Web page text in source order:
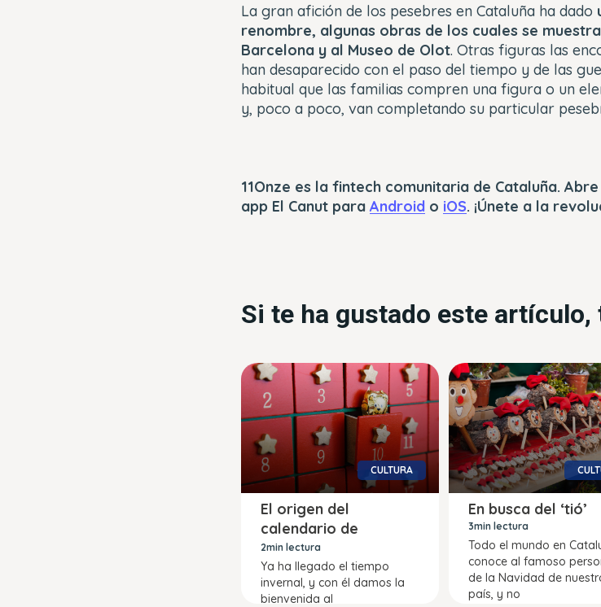
La gran afición de los pesebres en Cataluña ha dado
renombre, algunas obras de los cuales se
Barcelona y al Museo de Olot. Otras figuras las
han desaparecido con el paso del tiempo y de las
habitual que las familias compren una figura o un
y, poco a poco, van completando su particular
11Onze es la fintech comunitaria de Cataluña.
app El Canut para Android o iOS. ¡Únete a la
Si te ha gustado este artículo,
CULTURA
El origen del
calendario de
adviento
2min lectura
Ya ha llegado el tiempo
invernal, y con él damos la
bienvenida al
En busca del ‘tió’
3min lectura
Todo el mundo en
conoce al famoso
de la Navidad de
país, y no